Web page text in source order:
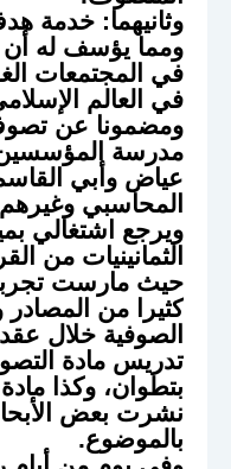
وثانيهما: خدمة
ومما يؤسف له أن
في المجتمعات
في العالم
ومضمونا عن
مدرسة
عياض وأبي
المحاسبي
ويرجع اشتغالي
الثمانينيات من
حيث مارست
كثيرا من
الصوفية خلال
تدريس مادة
بتطوان، وكذا
نشرت بعض
بالموضوع.